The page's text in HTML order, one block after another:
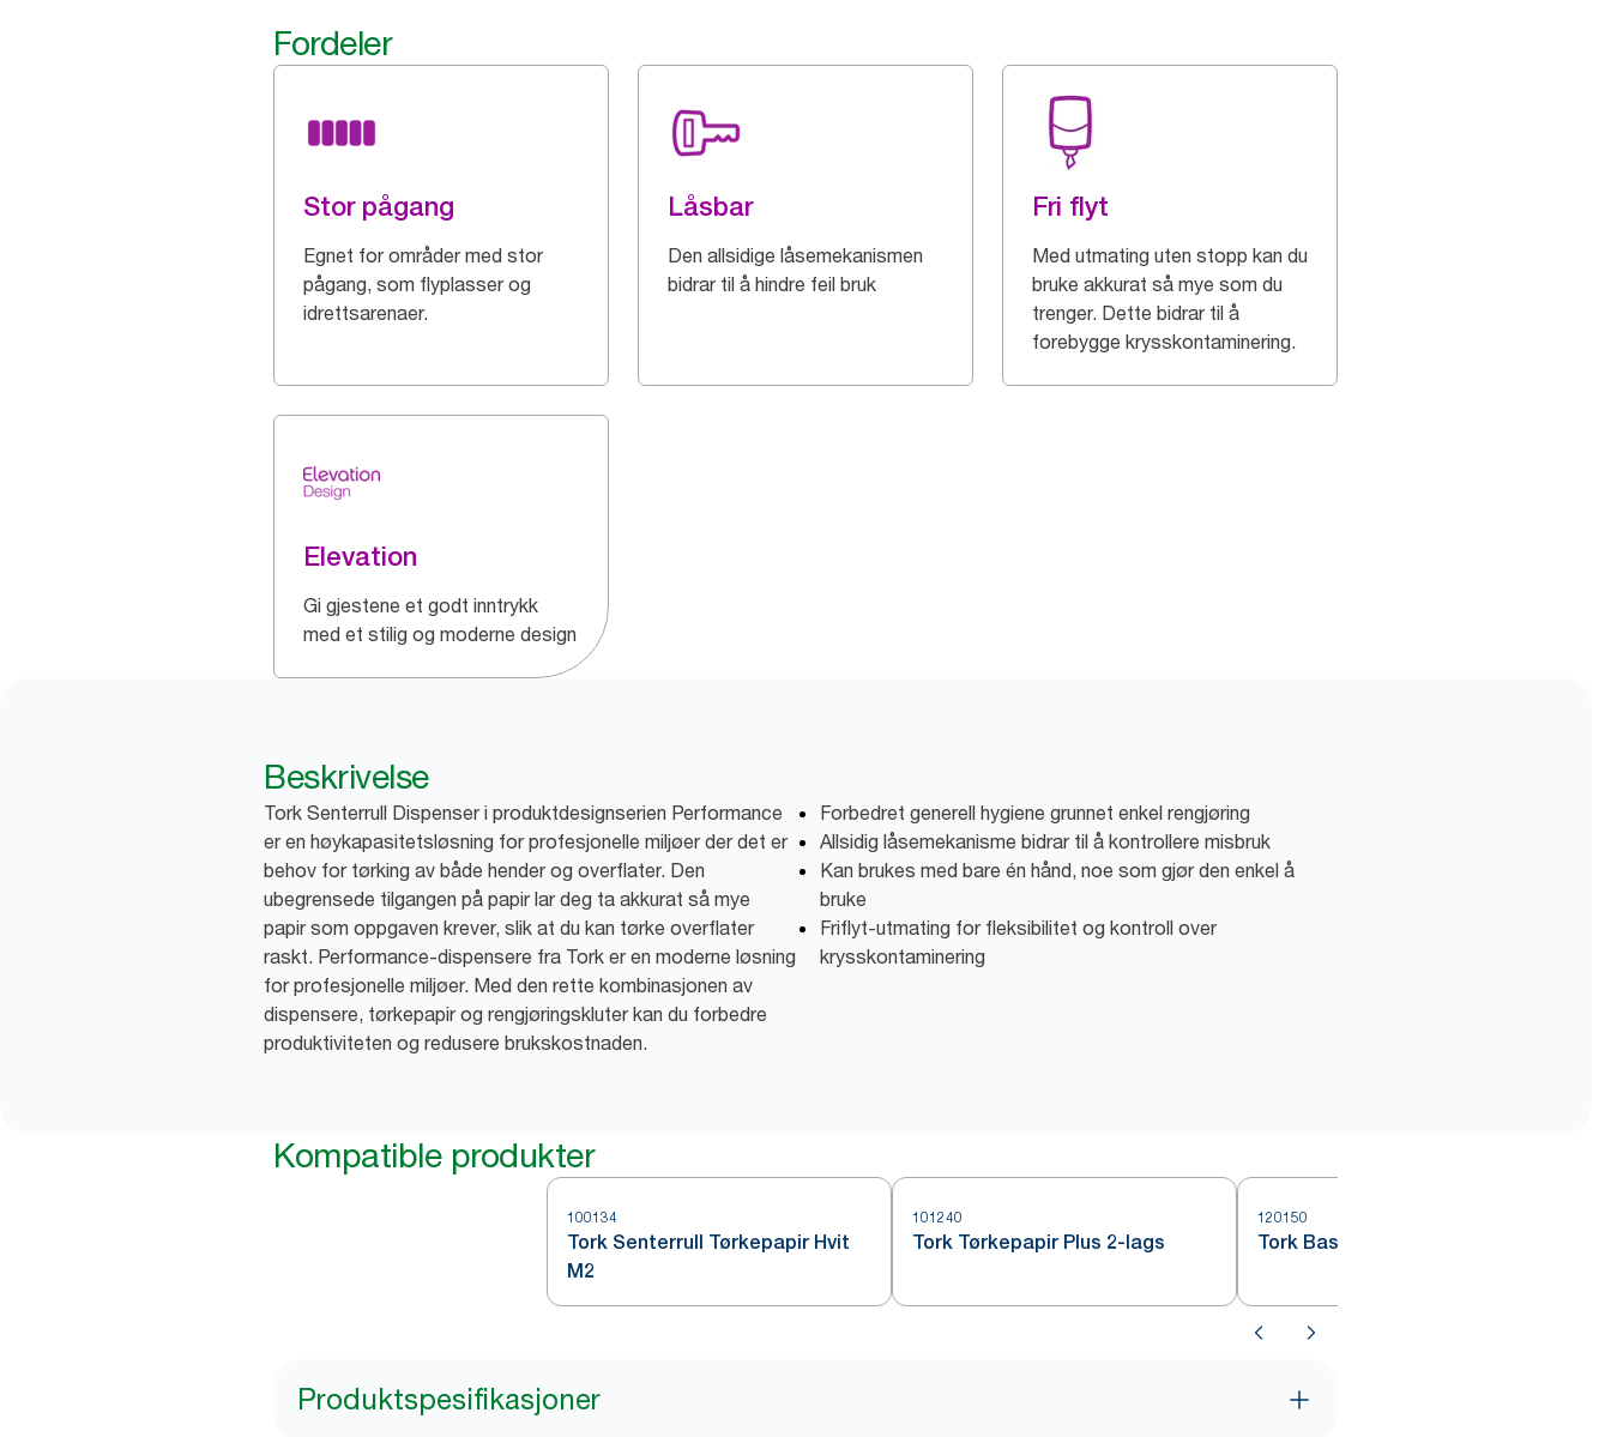
Fordeler
Stor pågang
Egnet for områder med stor
pågang, som flyplasser og
idrettsarenaer.
Låsbar
Den allsidige låsemekanismen
bidrar til å hindre feil bruk
Fri flyt
Med utmating uten stopp kan du
bruke akkurat så mye som du
trenger. Dette bidrar til å
forebygge krysskontaminering.
Elevation
Gi gjestene et godt inntrykk
med et stilig og moderne design
Beskrivelse
Tork Senterrull Dispenser i produktdesignserien Performance
er en høykapasitetsløsning for profesjonelle miljøer der det er
behov for tørking av både hender og overflater. Den
ubegrensede tilgangen på papir lar deg ta akkurat så mye
papir som oppgaven krever, slik at du kan tørke overflater
raskt. Performance-dispensere fra Tork er en moderne løsning
for profesjonelle miljøer. Med den rette kombinasjonen av
dispensere, tørkepapir og rengjøringskluter kan du forbedre
produktiviteten og redusere brukskostnaden.
Forbedret generell hygiene grunnet enkel rengjøring
Allsidig låsemekanisme bidrar til å kontrollere misbruk
Kan brukes med bare én hånd, noe som gjør den enkel å
bruke
Friflyt-utmating for fleksibilitet og kontroll over
krysskontaminering
Kompatible produkter
100134
Tork Senterrull Tørkepapir Hvit
M2
101240
Tork Tørkepapir Plus 2-lags
120150
Tork Basic Papir 1-lags
Produktspesifikasjoner